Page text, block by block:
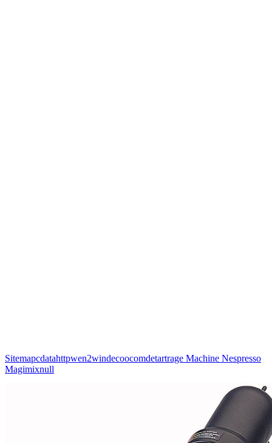
Sitemapcdatahttpwen2windecoocomdetartrage Machine Nespresso
Magimixnull